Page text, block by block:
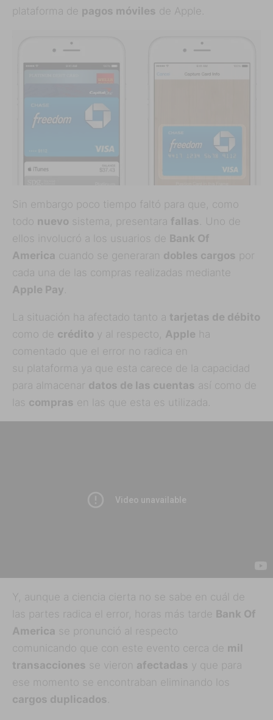
plataforma de pagos móviles de Apple.
Sin embargo poco tiempo faltó para que, como
todo nuevo sistema, presentara fallas . Uno de
ellos involucró a los usuarios de Bank Of
America cuando se generaran dobles cargos por
cada una de las compras realizadas mediante
Apple Pay.
La situación ha afectado tanto a tarjetas de débito
como de crédito y al respecto, Apple ha
comentado que el error no radica en
su plataforma ya que esta carece de la capacidad
para almacenar datos de las cuentas así como de
las compras en las que esta es utilizada.
Y, aunque a ciencia cierta no se sabe en cuál de
las partes radica el error, horas más tarde Bank Of
America se pronunció al respecto
comunicando que con este evento cerca de mil
transacciones se vieron afectadas y que para
ese momento se encontraban eliminando los
cargos duplicados .